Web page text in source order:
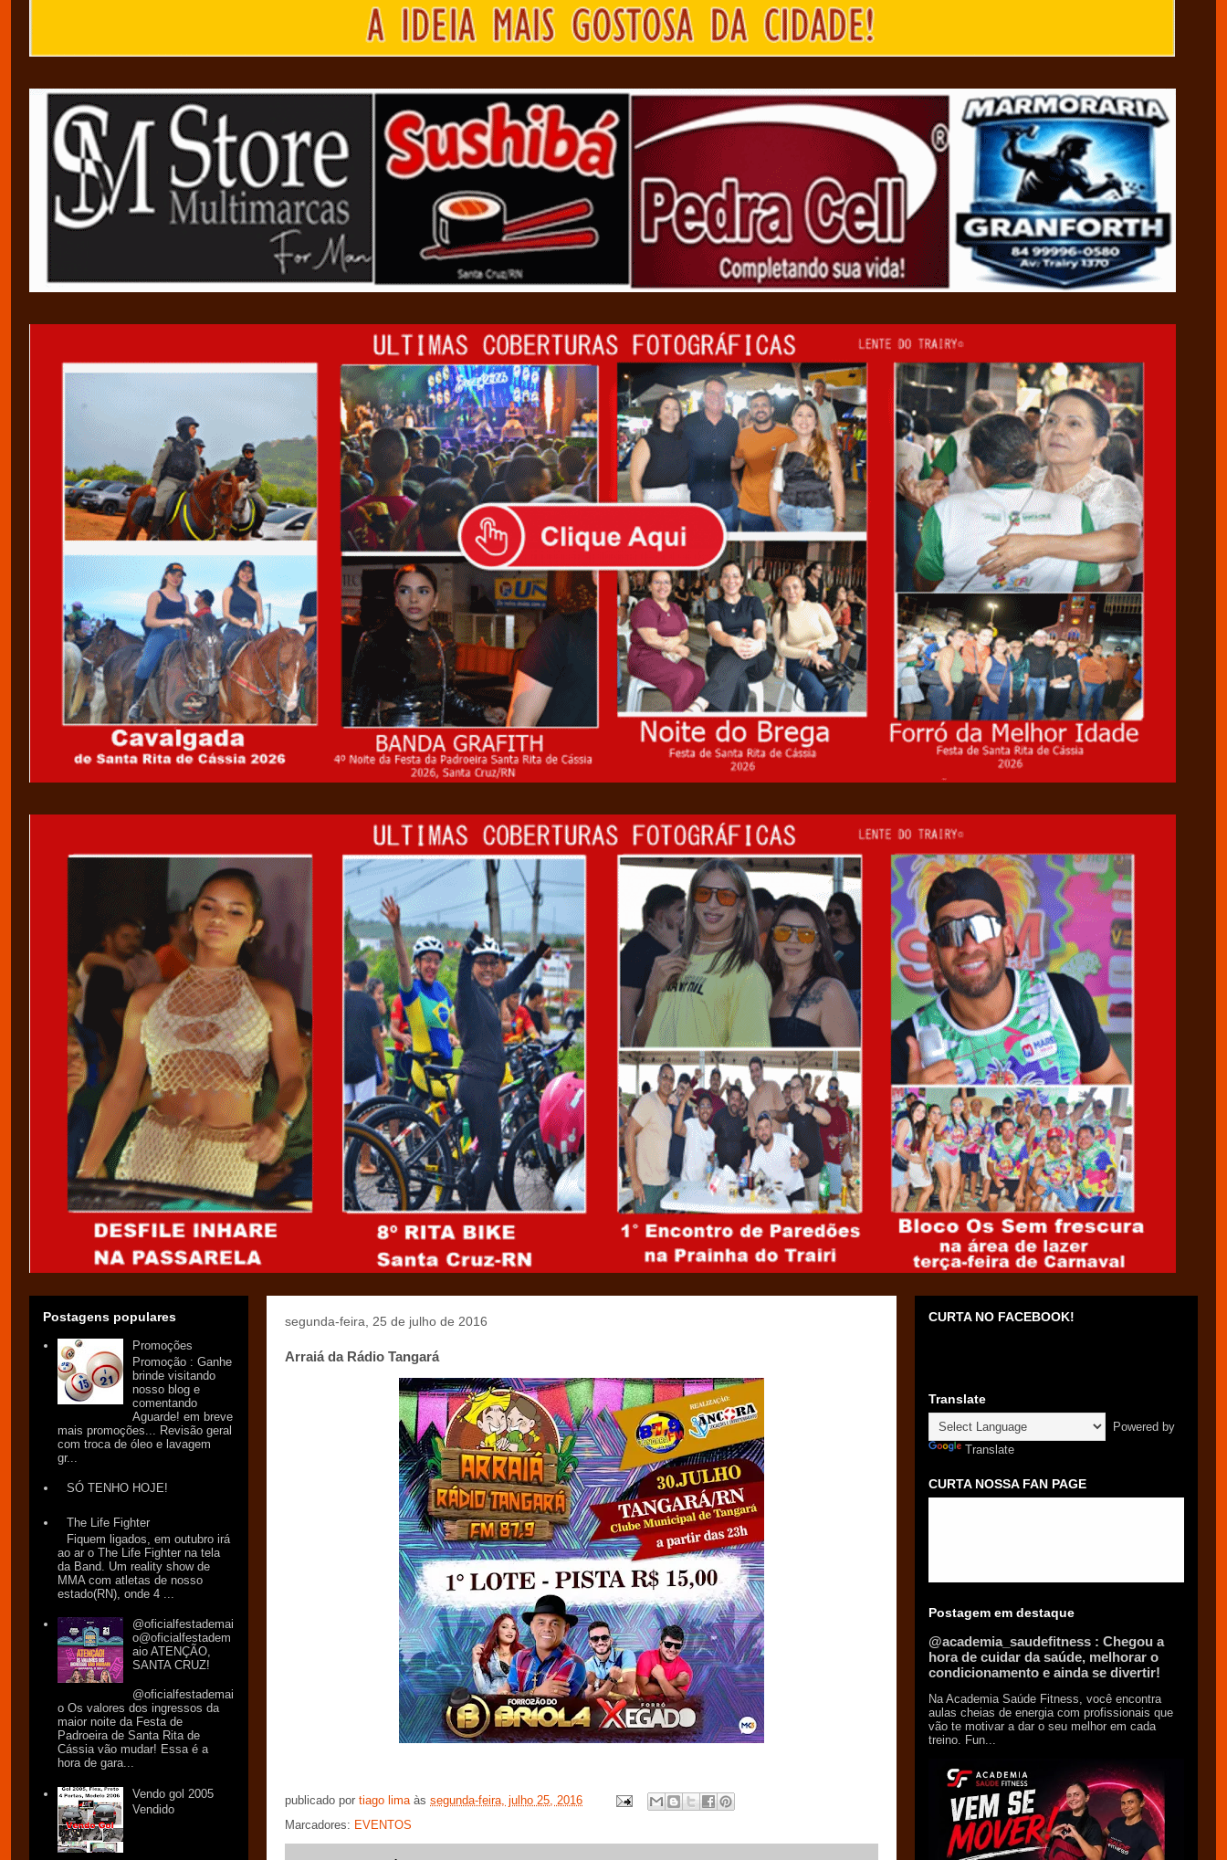
segunda-feira, 25 de julho de 2016
Arraiá da Rádio Tangará
publicado por tiago lima às segunda-feira, julho 25, 2016
Marcadores: EVENTOS
Postagens populares
Promoções
Promoção : Ganhe
brinde visitando
nosso blog e
comentando
Aguarde! em breve
mais promoções... Revisão geral
com troca de óleo e lavagem
gr...
SÓ TENHO HOJE!
The Life Fighter
Fiquem ligados, em outubro irá
ao ar o The Life Fighter na tela
da Band. Um reality show de
MMA com atletas de nosso
estado(RN), onde 4 ...
@oficialfestademai
o@oficialfestadem
aio ATENÇÃO,
SANTA CRUZ!
@oficialfestademai
o Os valores dos ingressos da
maior noite da Festa de
Padroeira de Santa Rita de
Cássia vão mudar! Essa é a
hora de gara...
Vendo gol 2005
Vendido
CURTA NO FACEBOOK!
Translate
Powered by
Translate
CURTA NOSSA FAN PAGE
Postagem em destaque
@academia_saudefitness : Chegou a
hora de cuidar da saúde, melhorar o
condicionamento e ainda se divertir!
Na Academia Saúde Fitness, você encontra
aulas cheias de energia com profissionais que
vão te motivar a dar o seu melhor em cada
treino. Fun...